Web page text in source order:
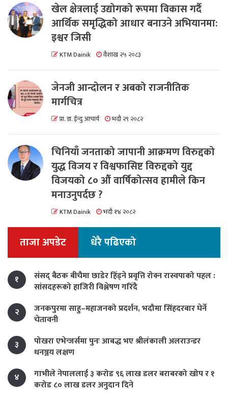
खेल क्षेत्रलाई उद्योगको रूपमा विकास गर्दै
आर्थिक समृद्धिको आधार बनाउने अभियानमा:
इश्वर जिसी
KTM Dainik वैशाख २५ २०८३
जेनजी आन्दोलन र अबको राजनीतिक
मार्गचित्र
प्रा. डा. ईन्दु आचार्य भदौ २९ २०८२
चिनियाँ जनताको जापानी आक्रमण विरुद्दको
युद्ध विजय र विश्वफासिष्ट विरुद्दको युद्द
विजयको ८० औं वार्षिकोत्सव हामीले किन
मनाउनुपर्दछ ?
KTM Dainik भदौ १४ २०८२
ताजा अपडेट धेरै पढिएको
१
संसद् बैठक बीचैमा छाडेर हिँड्ने प्रवृत्ति रोक्न रास्वपाको पहल :
सांसदहरूको हाजिरी विश्लेषण गरिँदै
२
जनकपुरमा साहु–महाजनको प्रदर्शन, भदौमा सिंहदरबार घेर्ने
चेतावनी
३
पोखरा एभेन्जर्समा पुनः आबद्ध भए श्रीलंकाली अलराउन्डर
धनञ्जय लक्षण
४
गाभीले नेपाललाई ३ करोड ९६ लाख डलर बराबरको खोप र १
करोड ८० लाख डलर अनुदान दिने